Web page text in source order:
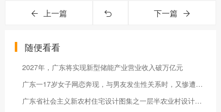
上一篇 下一篇
随便看看
2027年，广东将实现新型储能产业营业收入破万亿元
广东一17岁女子网恋奔现，与男友发生性关系时，又惨遭9人性侵
广东省社会主义新农村住宅设计图集之一层半农业村设计方案（二）